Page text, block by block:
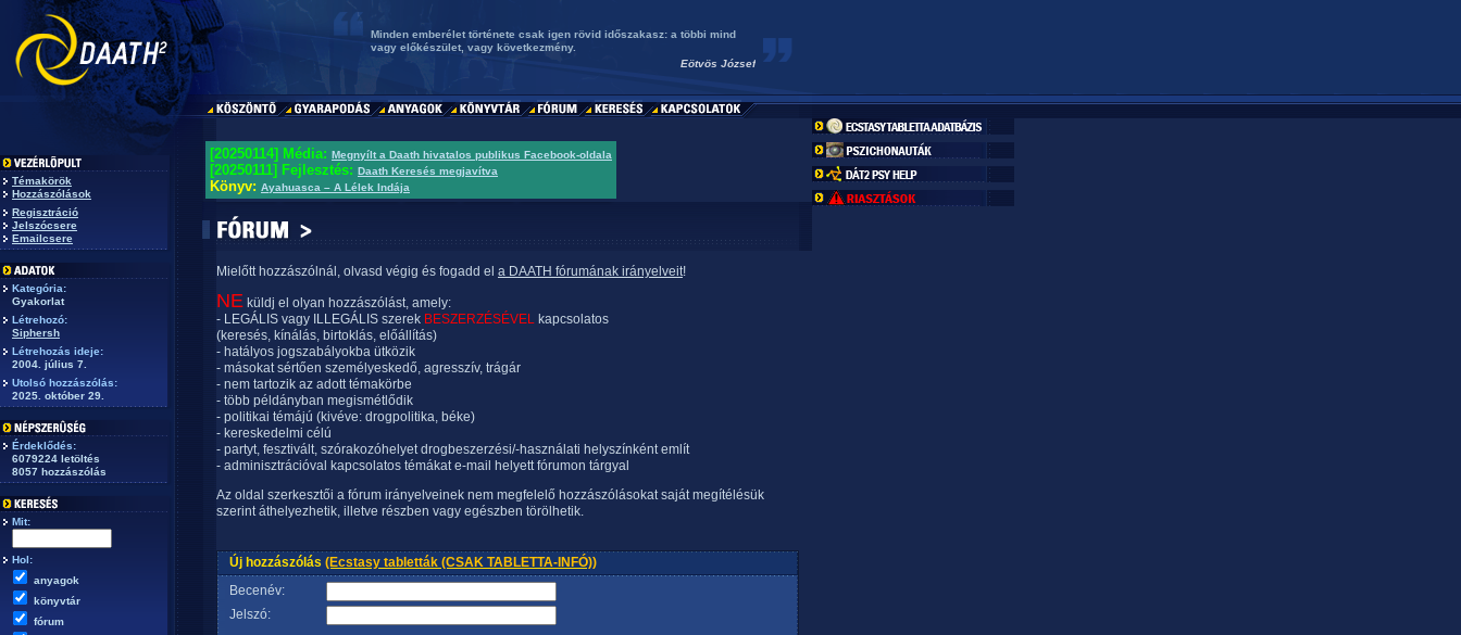
Minden emberélet története csak igen rövid időszakasz: a többi mind
vagy előkészület, vagy következmény.
Eötvös József
Témakörök
Hozzászólások
Regisztráció
Jelszócsere
Emailcsere
Kategória:
Gyakorlat
Létrehozó:
Siphersh
Létrehozás ideje:
2004. július 7.
Utolsó hozzászólás:
2025. október 29.
Érdeklődés:
6079224 letöltés
8057 hozzászólás
Mit:
Hol:
anyagok
könyvtár
fórum
[20250114] Média: Megnyílt a Daath hivatalos publikus Facebook-oldala
[20250111] Fejlesztés: Daath Keresés megjavítva
Könyv: Ayahuasca – A Lélek Indája
Mielőtt hozzászólnál, olvasd végig és fogadd el a DAATH fórumának irányelveit!
NE küldj el olyan hozzászólást, amely:
- LEGÁLIS vagy ILLEGÁLIS szerek BESZERZÉSÉVEL kapcsolatos
(keresés, kínálás, birtoklás, előállítás)
- hatályos jogszabályokba ütközik
- másokat sértően személyeskedő, agresszív, trágár
- nem tartozik az adott témakörbe
- több példányban megismétlődik
- politikai témájú (kivéve: drogpolitika, béke)
- kereskedelmi célú
- partyt, fesztivált, szórakozóhelyet drogbeszerzési/-használati helyszínként említ
- adminisztrációval kapcsolatos témákat e-mail helyett fórumon tárgyal
Az oldal szerkesztői a fórum irányelveinek nem megfelelő hozzászólásokat saját megítélésük
szerint áthelyezhetik, illetve részben vagy egészben törölhetik.
Új hozzászólás (Ecstasy tabletták (CSAK TABLETTA-INFÓ))
Becenév:
Jelszó: